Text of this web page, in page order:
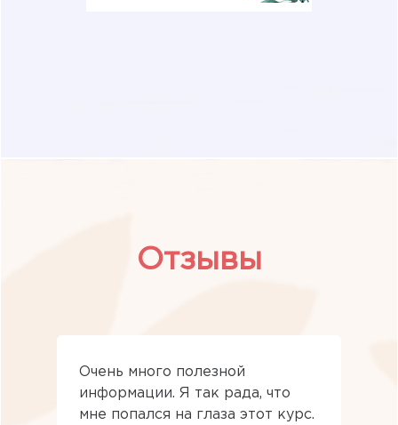
Отзывы
Очень много полезной
информации. Я так рада, что
мне попался на глаза этот курс.